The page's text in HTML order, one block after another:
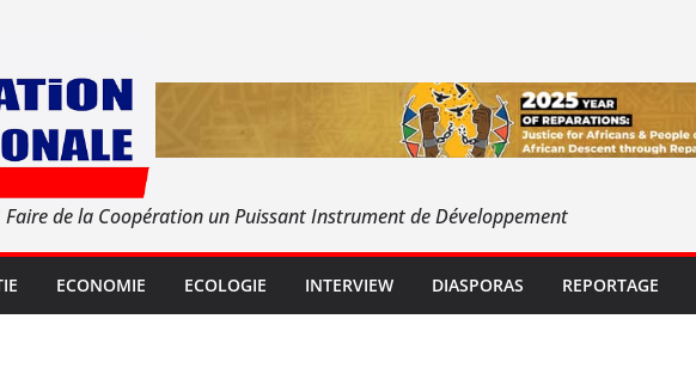
Faire de la Coopération un Puissant Instrument de Développement
ECONOMIE ECOLOGIE INTERVIEW DIASPORAS REPORTAGE